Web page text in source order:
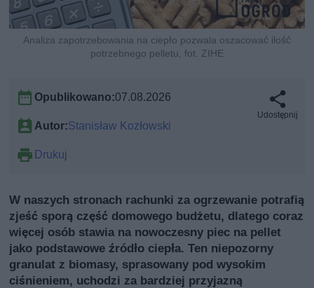
Analiza zapotrzebowania na ciepło pozwala oszacować ilość
potrzebnego pelletu, fot. ZIHE
Opublikowano:07.08.2026
Autor:Stanisław Kozłowski
Drukuj
Udostępnij
W naszych stronach rachunki za ogrzewanie potrafią
zjeść sporą część domowego budżetu, dlatego coraz
więcej osób stawia na nowoczesny piec na pellet
jako podstawowe źródło ciepła. Ten niepozorny
granulat z biomasy, sprasowany pod wysokim
ciśnieniem, uchodzi za bardziej przyjazną